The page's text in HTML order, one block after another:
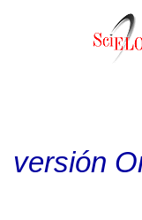
versión